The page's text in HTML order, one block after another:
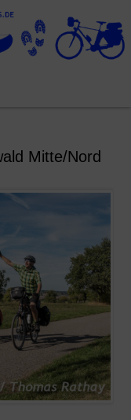
Mitte/Nord